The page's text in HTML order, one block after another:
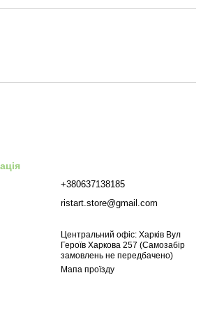
+380637138185
ristart.store@gmail.com
Центральний офіс: Харків Вул
Героїв Харкова 257 (Самозабір
замовлень не передбачено)
Мапа проїзду